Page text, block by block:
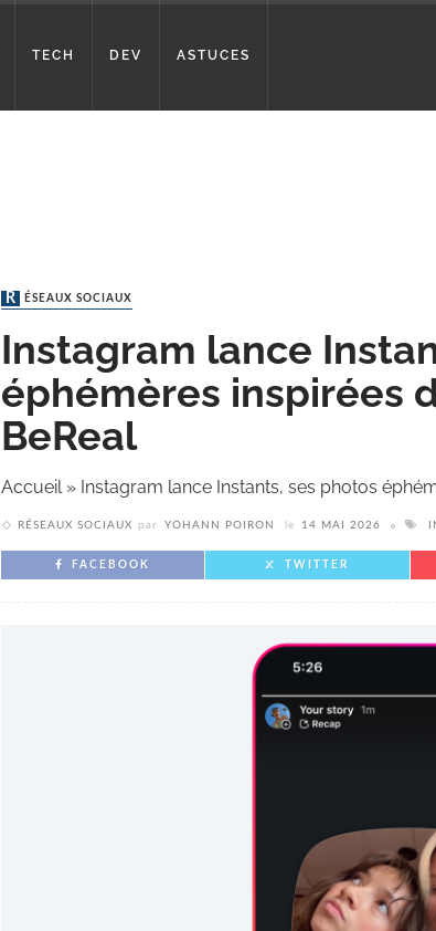
TECH DEV ASTUCES
RÉSEAUX SOCIAUX
Instagram lance
éphémères inspirées
BeReal
Accueil» Instagram lance Instants, ses photos
RÉSEAUX SOCIAUX par YOHANN POIRON le 14 MAI 2026
FACEBOOK TWITTER